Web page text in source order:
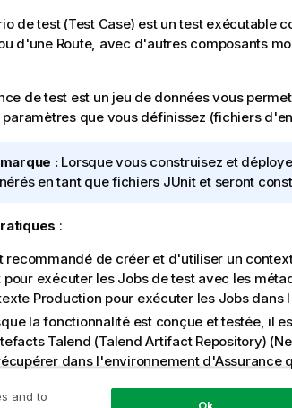
de test (Test Case) est un test exécutable
d'une Route, avec d'autres composants
de test est un jeu de données vous
que vous définissez (fichiers
:Lorsque vous construisez et
en tant que fichiers JUnit et seront
:
recommandé de créer et d'utiliser un
pour exécuter les Jobs de test avec les
Production pour exécuter les Jobs dans
la fonctionnalité est conçue et testée, il
Talend (Talend Artifact Repository)
dans l'environnement d'Assurance
d'Assurance qualité (QA) et de
and to